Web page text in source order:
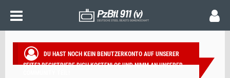
DU HAST NOCH KEIN BENUTZERKONTO AUF UNSERER
SEITE?REGISTRIERE DICH KOSTENLOSUND NIMM AN UNSERER
SUCHE